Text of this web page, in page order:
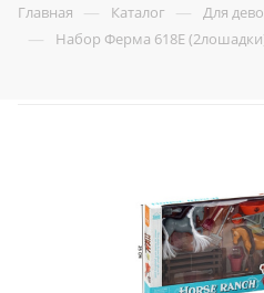
Главная — Каталог — Для
— Набор Ферма 618E